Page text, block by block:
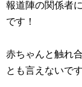
報道陣の関係者
です！
赤ちゃんと触れ
とも言えないです